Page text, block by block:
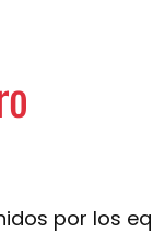
por los